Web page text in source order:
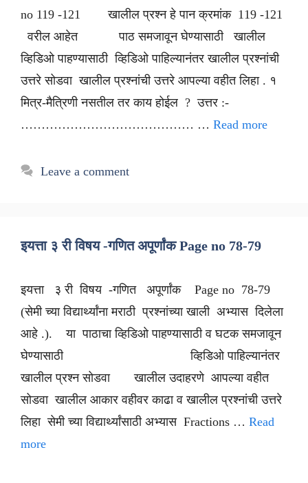
no 119 -121 खालील प्रश्न हे पान क्रमांक 119 -121
वरील आहेत पाठ समजावून घेण्यासाठी खालील
व्हिडिओ पाहण्यासाठी व्हिडिओ पाहिल्यानंतर खालील प्रश्नांची
उत्तरे सोडवा खालील प्रश्नांची उत्तरे आपल्या वहीत लिहा . १
मित्र-मैत्रिणी नसतील तर काय होईल ? उत्तर :-
…………………………………… … Read more
Leave a comment
इयत्ता ३ री विषय -गणित अपूर्णांक Page no 78-79
इयत्ता ३ री विषय -गणित अपूर्णांक Page no 78-79
(सेमी च्या विद्यार्थ्यांना मराठी प्रश्नांच्या खाली अभ्यास दिलेला
आहे .). या पाठाचा व्हिडिओ पाहण्यासाठी व घटक समजावून
घेण्यासाठी व्हिडिओ पाहिल्यानंतर
खालील प्रश्न सोडवा खालील उदाहरणे आपल्या वहीत
सोडवा खालील आकार वहीवर काढा व खालील प्रश्नांची उत्तरे
लिहा सेमी च्या विद्यार्थ्यांसाठी अभ्यास Fractions … Read
more